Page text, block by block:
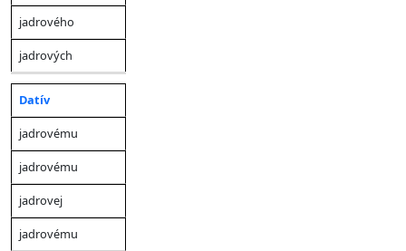
jadrového
jadrových
Datív
jadrovému
jadrovému
jadrovej
jadrovému